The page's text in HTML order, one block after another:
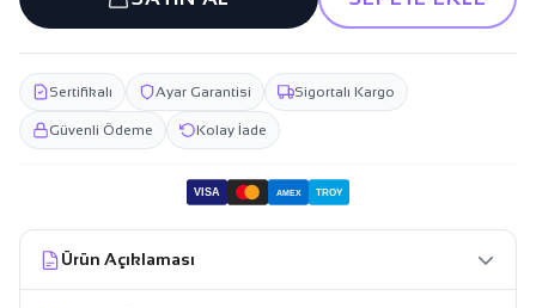
Sertifikalı Ayar Garantisi Sigortalı Kargo
Güvenli Ödeme Kolay İade
VISA AMEX TROY
Ürün Açıklaması